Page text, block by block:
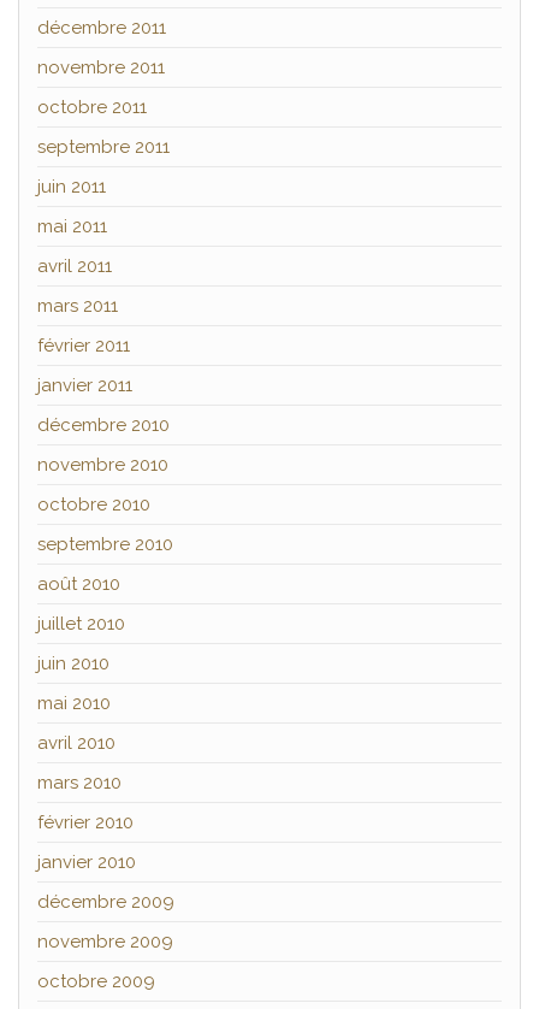
décembre 2011
novembre 2011
octobre 2011
septembre 2011
juin 2011
mai 2011
avril 2011
mars 2011
février 2011
janvier 2011
décembre 2010
novembre 2010
octobre 2010
septembre 2010
août 2010
juillet 2010
juin 2010
mai 2010
avril 2010
mars 2010
février 2010
janvier 2010
décembre 2009
novembre 2009
octobre 2009